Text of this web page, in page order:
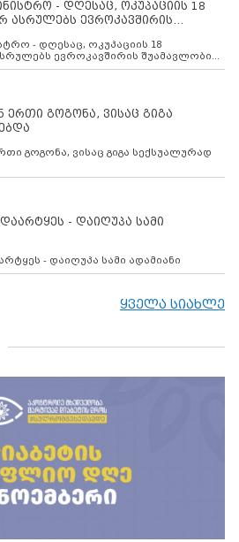
- დღესაც, ოკუპაციის 18
ასრულებს ევროკავშირის
- დღესაც, ოკუპაციის 18
ევროკავშირის შუამავლობით
ცეცხლის შეწყვეტის
აგრძელებს მათი
და აქტიურად დგამს ნაბიჯებს მათი
ერთი გოგონა, ვისაც გიგა
გოგონა, ვისაც გიგა სექსუალურად
- დაიღუპა სამი
- დაიღუპა სამი ადამიანი
ყველა სიახლე